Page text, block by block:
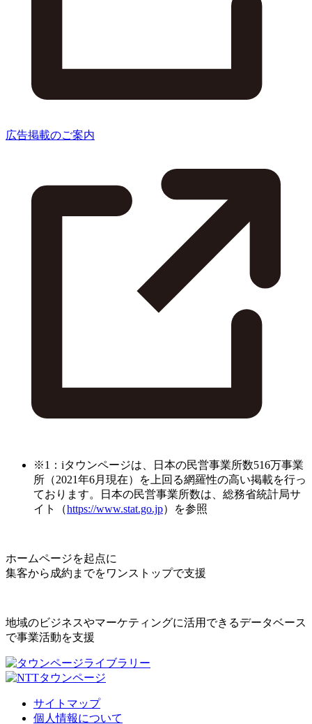
広告掲載のご案内
※1：iタウンページは、日本の民営事業所数516万事業
所（2021年6月現在）を上回る網羅性の高い掲載を行っ
ております。日本の民営事業所数は、総務省統計局サ
イト（https://www.stat.go.jp）を参照
ホームページを起点に
集客から成約までをワンストップで支援
地域のビジネスやマーケティングに活用できるデータベース
で事業活動を支援
サイトマップ
個人情報について